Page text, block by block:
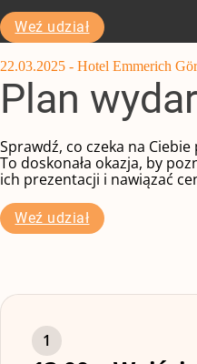
Weź udział
22.03.2025 - Hotel Emmerich
Plan
Sprawdź, co czeka na
To doskonała okazja, by
ich prezentacji i nawiązać
Weź udział